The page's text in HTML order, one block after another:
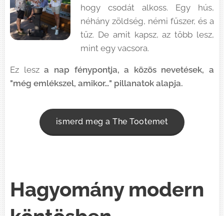
hogy csodát alkoss. Egy hús,
néhány zöldség, némi fűszer, és a
tűz. De amit kapsz, az több lesz,
mint egy vacsora.
Ez lesza nap fénypontja, a közös nevetések, a
"még emlékszel, amikor…" pillanatok alapja.
ismerd meg a The Tootemet
Hagyomány modern